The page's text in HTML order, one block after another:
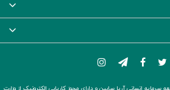
انسانی آریا سابین و دارای مجوز کاریابی الکترونیک از وزارت